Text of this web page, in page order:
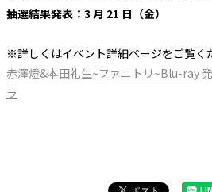
抽選結果発表：3 月 21 日（金）
※詳しくはイベント詳細ページをご覧く
赤澤燈&本田礼生~ファニトリ~Blu-ray
ラ